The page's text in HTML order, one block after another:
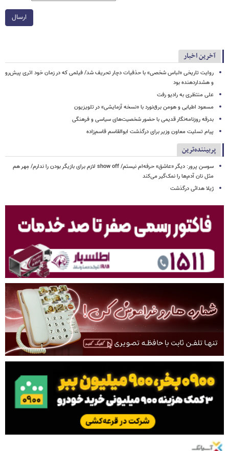
ارسال
آخرین اخبار
روایت تاریخی «لباس شخصی» با حذفیات دچار تحریف شد/ فیلمی که در زمان خود اثری پیش‌رو
و هشداردهنده بود
علی منتظری به رادیو رفت
مسعود اطیابی و هومن برق‌نورد با «نسخه آزمایشی» در تلویزیون
بدرقه روزنامه‌نگار قدیمی با حضور شخصیت‌های سیاسی و فرهنگی
پیام تسلیت معاون وزیر برای درگذشت ابوالقاسم قاسم‌زاده
پربیننده‌ترین
سوسن پرور: دیگر «عاشق» حرفه‌ام نیستم/ show off لازم برای بازیگر بودن را ندارم/ مِهر هم
مثل نان آدم‌ها را نمک‌گیر می‌کند
ژیلا هدائی درگذشت